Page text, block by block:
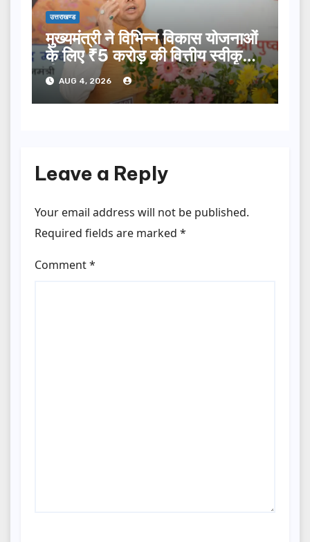
उत्तराखण्ड
मुख्यमंत्री ने विभिन्न विकास योजनाओं
के लिए ₹5 करोड़ की वित्तीय स्वीकृति
दी…AUG 4, 2026
Leave a Reply
Your email address will not be published.
Required fields are marked *
Comment*